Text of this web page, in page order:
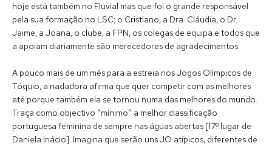
hoje está também no Fluvial mas que foi o grande responsável
pela sua formação no LSC; o Cristiano, a Dra. Cláudia, o Dr.
Jaime, a Joana, o clube, a FPN, os colegas de equipa e todos que
a apoiam diariamente são merecedores de agradecimentos.
A pouco mais de um mês para a estreia nos Jogos Olímpicos de
Tóquio, a nadadora afirma que quer competir com as melhores
até porque também ela se tornou numa das melhores do mundo.
Traça como objectivo “mínimo” a melhor classificação
portuguesa feminina de sempre nas águas abertas [17º lugar de
Daniela Inácio]. Imagina que serão uns JO atípicos, diferentes de